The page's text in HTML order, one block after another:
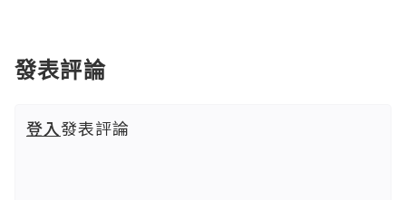
發表評論
登入發表評論